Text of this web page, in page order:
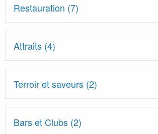
Restauration (7)
Attraits (4)
Terroir et saveurs (2)
Bars et Clubs (2)